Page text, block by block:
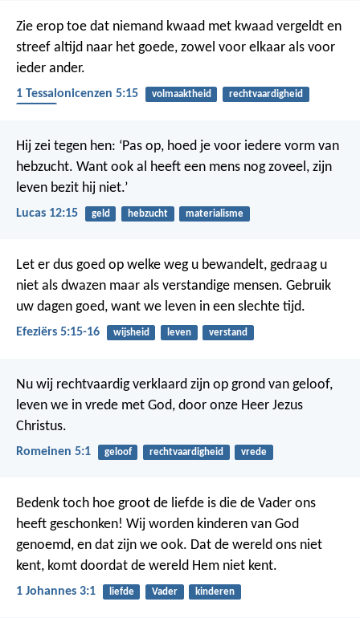
Zie erop toe dat niemand kwaad met kwaad vergeldt en
streef altijd naar het goede, zowel voor elkaar als voor
ieder ander.
1 Tessalonicenzen 5:15 volmaaktheid
rechtvaardigheid
Hij zei tegen hen: ‘Pas op, hoed je voor iedere vorm van
hebzucht. Want ook al heeft een mens nog zoveel, zijn
leven bezit hij niet.’
Lucas 12:15 geld hebzucht materialisme
Let er dus goed op welke weg u bewandelt, gedraag u
niet als dwazen maar als verstandige mensen. Gebruik
uw dagen goed, want we leven in een slechte tijd.
Efeziërs 5:15-16 wijsheid leven verstand
Nu wij rechtvaardig verklaard zijn op grond van geloof,
leven we in vrede met God, door onze Heer Jezus
Christus.
Romeinen 5:1 geloof rechtvaardigheid vrede
Bedenk toch hoe groot de liefde is die de Vader ons
heeft geschonken! Wij worden kinderen van God
genoemd, en dat zijn we ook. Dat de wereld ons niet
kent, komt doordat de wereld Hem niet kent.
1 Johannes 3:1 liefde Vader kinderen